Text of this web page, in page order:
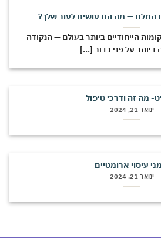
ביותר בעולם — הנקודה
על פני כדור [...]
זה ודרכי טיפול
ארומטיים